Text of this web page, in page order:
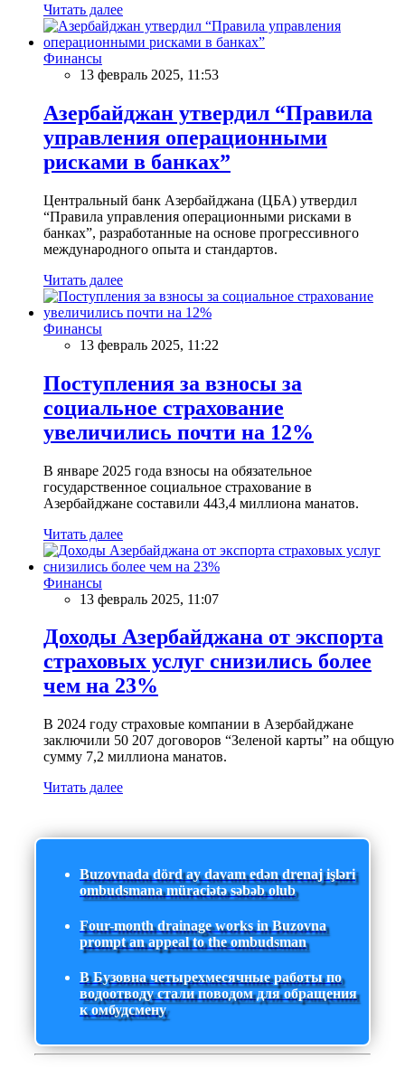
Читать далее
Финансы
13 февраль 2025, 11:53
Азербайджан утвердил “Правила
управления операционными
рисками в банках”
Центральный банк Азербайджана (ЦБА) утвердил
“Правила управления операционными рисками в
банках”, разработанные на основе прогрессивного
международного опыта и стандартов.
Читать далее
Финансы
13 февраль 2025, 11:22
Поступления за взносы за
социальное страхование
увеличились почти на 12%
В январе 2025 года взносы на обязательное
государственное социальное страхование в
Азербайджане составили 443,4 миллиона манатов.
Читать далее
Финансы
13 февраль 2025, 11:07
Доходы Азербайджана от экспорта
страховых услуг снизились более
чем на 23%
В 2024 году страховые компании в Азербайджане
заключили 50 207 договоров “Зеленой карты” на общую
сумму 7,2 миллиона манатов.
Читать далее
Buzovnada dörd ay davam edən drenaj işləri
ombudsmana müraciətə səbəb olub
Four-month drainage works in Buzovna
prompt an appeal to the ombudsman
В Бузовна четырехмесячные работы по
водоотводу стали поводом для обращения
к омбудсмену